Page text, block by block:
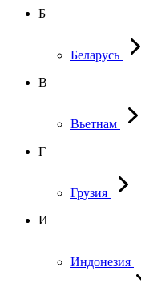
Б
Беларусь
В
Вьетнам
Г
Грузия
И
Индонезия